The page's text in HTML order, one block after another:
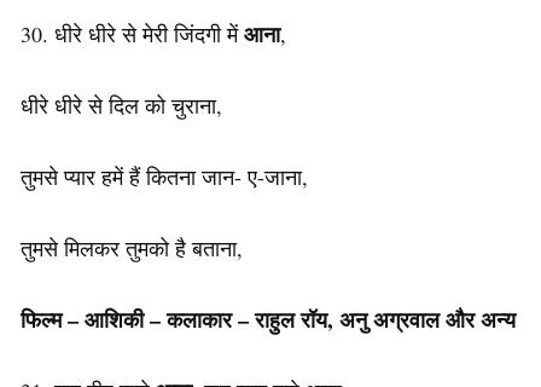
30. धीरे धीरे से मेरी जिंदगी मेंआना,
धीरे धीरे से दिल को चुराना,
तुमसे प्यार हमें हैं कितना जान- ए-जाना,
तुमसे मिलकर तुमको है बताना,
फिल्म – आशिकी – कलाकार – राहुल रॉय, अनु अग्रवाल और अन्य